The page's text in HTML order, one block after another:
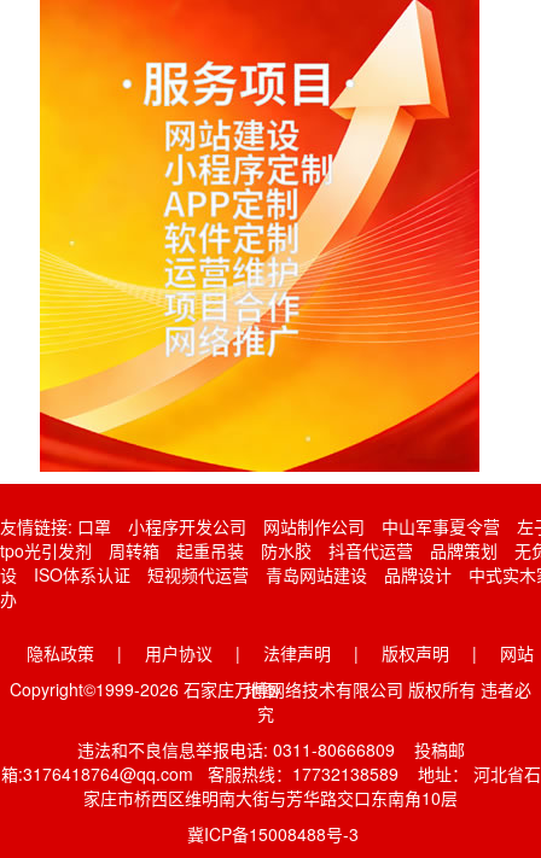
友情链接: 口罩 小程序开发公司 网站制作公司 中山军事夏令营
左
tpo光引发剂
周转箱 起重吊装 防水胶 抖音代运营 品牌策划
无
设
ISO体系认证 短视频代运营 青岛网站建设 品牌设计
中式实
办
隐私政策 | 用户协议 | 法律声明 | 版权声明 |
网站
地图
Copyright©1999-2026 石家庄万博网络技术有限公司 版权所有 违者必
究
违法和不良信息举报电话: 0311-80666809 投稿邮
箱:3176418764@qq.com 客服热线：17732138589 地址： 河北省石
家庄市桥西区维明南大街与芳华路交口东南角10层
冀ICP备15008488号-3